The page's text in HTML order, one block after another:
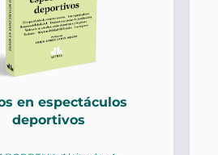
en espectáculos
deportivos